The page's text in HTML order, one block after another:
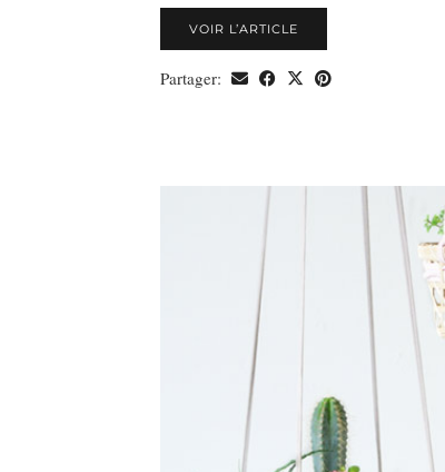
VOIR L’ARTICLE
Partager: